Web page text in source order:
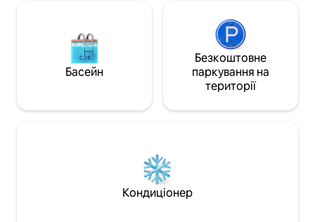
Басейн
Безкоштовне
паркування на
території
Кондиціонер